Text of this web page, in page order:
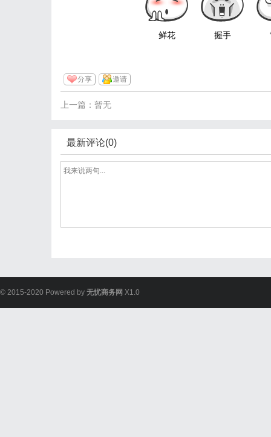
鲜花 握手
分享 邀请
上一篇：暂无
最新评论(0)
© 2015-2020 Powered by 无忧商务网 X1.0